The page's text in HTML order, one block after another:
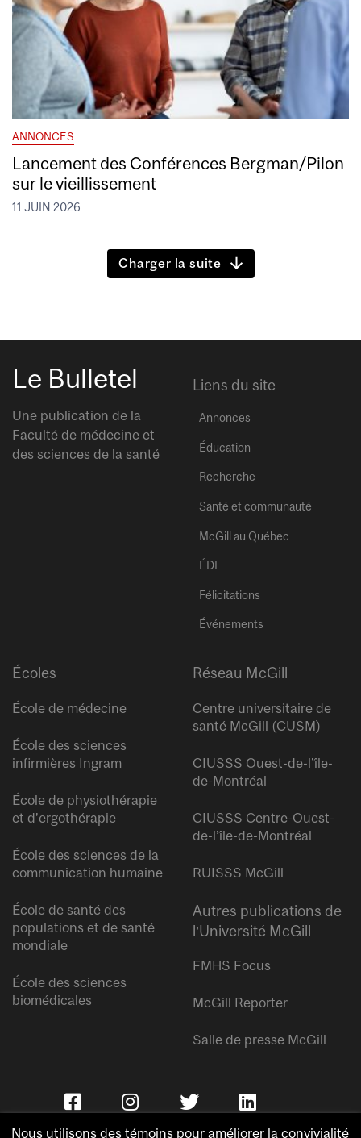
ANNONCES
Lancement des Conférences Bergman/Pilon
sur le vieillissement
11 JUIN 2026
Charger la suite
Le Bulletel
Une publication de la
Faculté de médecine et
des sciences de la santé
Liens du site
Annonces
Éducation
Recherche
Santé et communauté
McGill au Québec
ÉDI
Félicitations
Événements
Écoles
École de médecine
École des sciences
infirmières Ingram
École de physiothérapie
et d’ergothérapie
École des sciences de la
communication humaine
École de santé des
populations et de santé
mondiale
École des sciences
biomédicales
Réseau McGill
Centre universitaire de
santé McGill (CUSM)
CIUSSS Ouest-de-l’île-
de-Montréal
CIUSSS Centre-Ouest-
de-l’île-de-Montréal
RUISSS McGill
Autres publications de
l’Université McGill
FMHS Focus
McGill Reporter
Salle de presse McGill
Nous utilisons des témoins pour améliorer la convivialité